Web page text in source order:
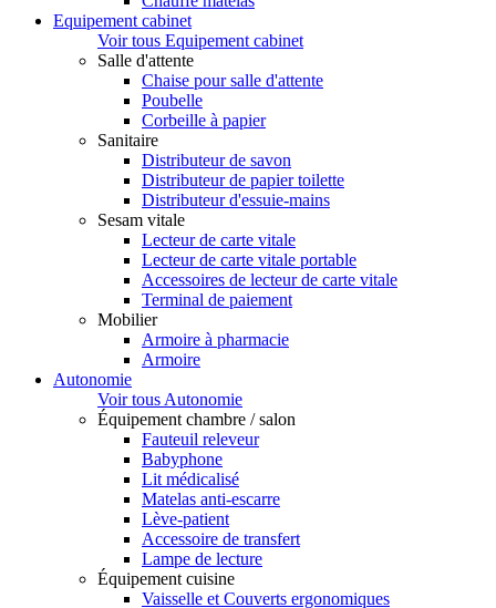
Equipement cabinet
Voir tous Equipement cabinet
Salle d'attente
Chaise pour salle d'attente
Poubelle
Corbeille à papier
Sanitaire
Distributeur de savon
Distributeur de papier toilette
Distributeur d'essuie-mains
Sesam vitale
Lecteur de carte vitale
Lecteur de carte vitale portable
Accessoires de lecteur de carte vitale
Terminal de paiement
Mobilier
Armoire à pharmacie
Armoire
Autonomie
Voir tous Autonomie
Équipement chambre / salon
Fauteuil releveur
Babyphone
Lit médicalisé
Matelas anti-escarre
Lève-patient
Accessoire de transfert
Lampe de lecture
Équipement cuisine
Vaisselle et Couverts ergonomiques